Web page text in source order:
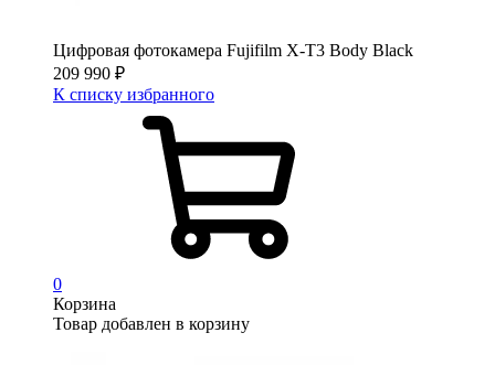
Цифровая фотокамера Fujifilm X-T3 Body Black
209 990 ₽
К списку избранного
0
Корзина
Товар добавлен в корзину